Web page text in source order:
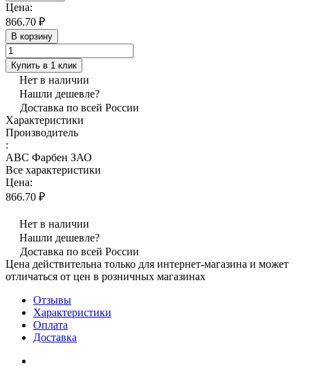
Цена:
866.70 ₽
В корзину
Купить в 1 клик
Нет в наличии
Нашли дешевле?
Доставка по всей России
Характеристики
Производитель
:
АВС Фарбен ЗАО
Все характеристики
Цена:
866.70 ₽
Нет в наличии
Нашли дешевле?
Доставка по всей России
Цена действительна только для интернет-магазина и может
отличаться от цен в розничных магазинах
Отзывы
Характеристики
Оплата
Доставка